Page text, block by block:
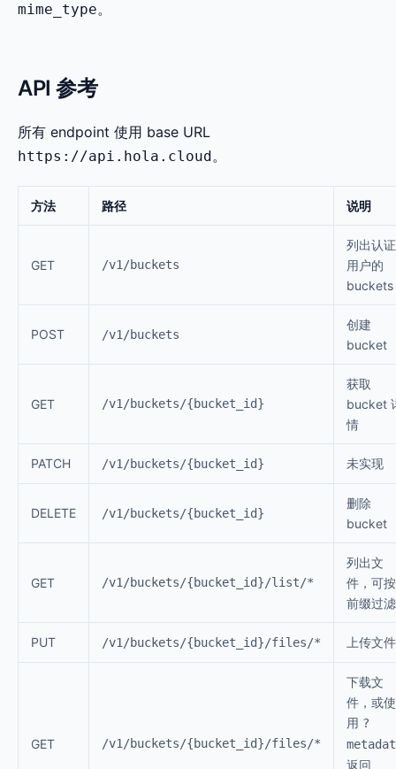
mime_type。
API 参考
所有 endpoint 使用 base URL
https://api.hola.cloud。
方法 路径 说明
GET /v1/buckets
列出认证
用户的
buckets
POST /v1/buckets
创建
bucket
GET /v1/buckets/{bucket_id}
获取
bucket
情
PATCH /v1/buckets/{bucket_id} 未实现
DELETE /v1/buckets/{bucket_id}
删除
bucket
GET /v1/buckets/{bucket_id}/list/*
列出文
件，可按
前缀过滤
PUT /v1/buckets/{bucket_id}/files/* 上传文件
GET /v1/buckets/{bucket_id}/files/*
下载文
件，或使
用 ?
返回